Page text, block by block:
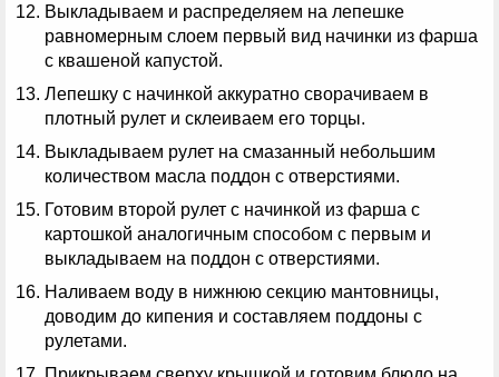
Выкладываем и распределяем на лепешке
равномерным слоем первый вид начинки из фарша
с квашеной капустой.
Лепешку с начинкой аккуратно сворачиваем в
плотный рулет и склеиваем его торцы.
Выкладываем рулет на смазанный небольшим
количеством масла поддон с отверстиями.
Готовим второй рулет с начинкой из фарша с
картошкой аналогичным способом с первым и
выкладываем на поддон с отверстиями.
Наливаем воду в нижнюю секцию мантовницы,
доводим до кипения и составляем поддоны с
рулетами.